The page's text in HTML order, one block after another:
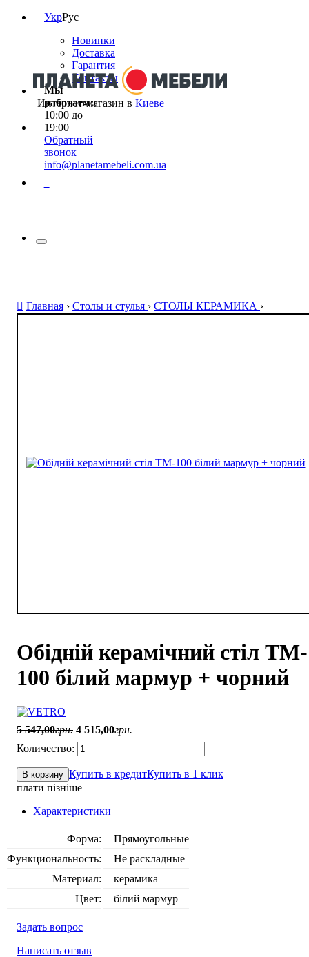
УкрРус
Новинки
Доставка
Гарантия
Контакты
Мы
работаем:с
10:00 до
19:00
Обратный
звонок
info@planetamebeli.com.ua
Интернет-магазин в Киеве
Главная › Столы и стулья › СТОЛЫ КЕРАМИКА ›
Обідній керамічний стіл TM-
100 білий мармур + чорний
5 547,00грн. 4 515,00грн.
В корзину Купить в кредитКупить в 1 клик
плати пізніше
Характеристики
Форма:
Прямоугольные
Функциональность:
Не раскладные
Материал:
керамика
Цвет:
білий мармур
Задать вопрос
Написать отзыв